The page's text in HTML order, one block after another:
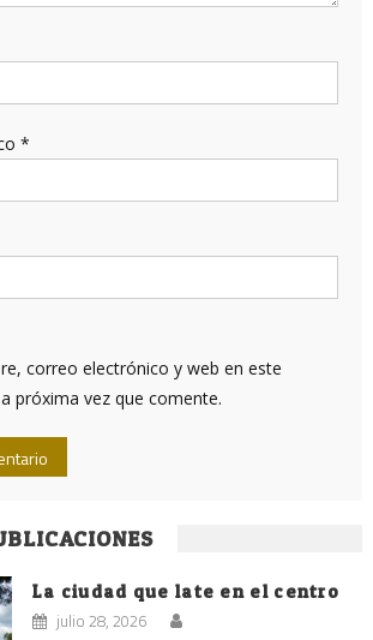
*
correo electrónico y web en este
próxima vez que comente.
La ciudad que late en el centro
julio 28, 2026